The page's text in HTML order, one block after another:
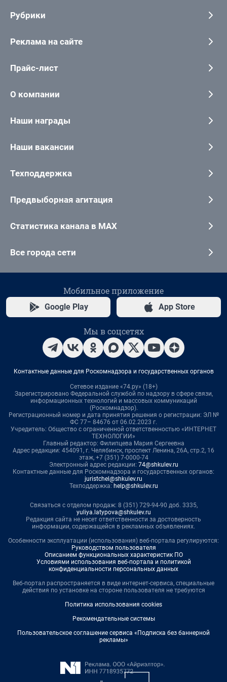
Рубрики
Реклама на сайте
Прайс-лист
О компании
Наши награды
Наши вакансии
Техподдержка
Предвыборная агитация
Статистика канала в MAX
Все города сети
Мобильное приложение
Google Play App Store
Мы в соцсетях
Контактные данные для Роскомнадзора и государственных органов
Сетевое издание «74.ру» (18+)
Зарегистрировано Федеральной службой по надзору в сфере связи,
информационных технологий и массовых коммуникаций
(Роскомнадзор).
Регистрационный номер и дата принятия решения о регистрации: ЭЛ №
ФС 77– 84676 от 06.02.2023 г.
Учредитель: Общество с ограниченной ответственностью «ИНТЕРНЕТ
ТЕХНОЛОГИИ»
Главный редактор: Филипцева Мария Сергеевна
Адрес редакции: 454091, г. Челябинск, проспект Ленина, 26А, стр.2, 16
этаж, +7 (351) 7-0000-74
Электронный адрес редакции: 74@shkulev.ru
Контактные данные для Роскомнадзора и государственных органов:
juristchel@shkulev.ru
Техподдержка: help@shkulev.ru
Связаться с отделом продаж: 8 (351) 729-94-90 доб. 3335,
yuliya.latypova@shkulev.ru
Редакция сайта не несет ответственности за достоверность
информации, содержащейся в рекламных объявлениях.
Особенности эксплуатации (использования) веб-портала регулируются:
Руководством пользователя
Описанием функциональных характеристик ПО
Условиями использования веб-портала и политикой
конфиденциальности персональных данных
Веб-портал распространяется в виде интернет-сервиса, специальные
действия по установке на стороне пользователя не требуются
Политика использования cookies
Рекомендательные системы
Пользовательское соглашение сервиса «Подписка без баннерной
рекламы»